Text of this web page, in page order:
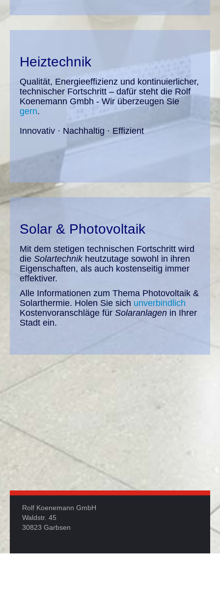
Heiztechnik
Qualität, Energieeffizienz und kontinuierlicher,
technischer Fortschritt – dafür steht die Rolf
Koenemann Gmbh - Wir überzeugen Sie
gern.
Innovativ · Nachhaltig · Effizient
Solar & Photovoltaik
Mit dem stetigen technischen Fortschritt wird
die Solartechnikheutzutage sowohl in ihren
Eigenschaften, als auch kostenseitig immer
effektiver.
Alle Informationen zum Thema Photovoltaik &
Solarthermie. Holen Sie sich unverbindlich
Kostenvoranschläge für Solaranlagen in Ihrer
Stadt ein.
Rolf Koenemann GmbH
Waldstr. 45
30823 Garbsen